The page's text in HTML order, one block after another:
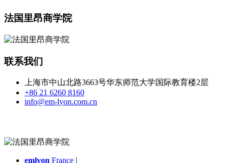
法国里昂商学院
联系我们
上海市中山北路3663号华东师范大学国际教育楼2层
+86 21 6260 8160
info@em-lyon.com.cn
emlyon France |